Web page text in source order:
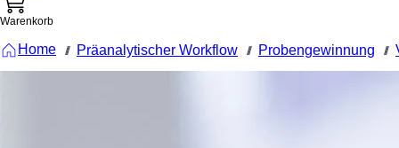
Warenkorb
Home /// Präanalytischer Workflow /// Probengewinnung ///